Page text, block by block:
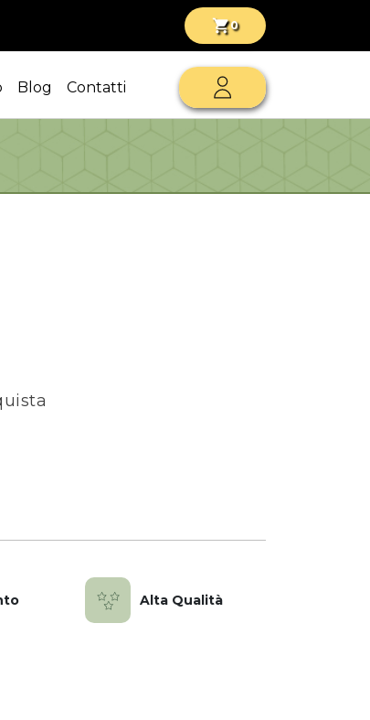
shopping_cart0
Blog Contatti
Alta Qualità